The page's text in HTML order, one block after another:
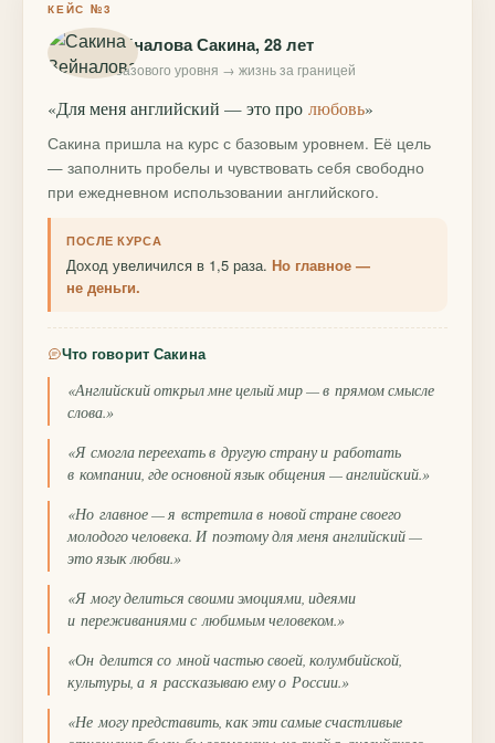
КЕЙС №3
Зейналова Сакина, 28 лет
с базового уровня → жизнь за границей
«Для меня английский — это про любовь»
Сакина пришла на курс с базовым уровнем. Её цель
— заполнить пробелы и чувствовать себя свободно
при ежедневном использовании английского.
ПОСЛЕ КУРСА
Доход увеличился в 1,5 раза. Но главное —
не деньги.
Что говорит Сакина
«Английский открыл мне целый мир — в прямом смысле
слова.»
«Я смогла переехать в другую страну и работать
в компании, где основной язык общения — английский.»
«Но главное — я встретила в новой стране своего
молодого человека. И поэтому для меня английский —
это язык любви.»
«Я могу делиться своими эмоциями, идеями
и переживаниями с любимым человеком.»
«Он делится со мной частью своей, колумбийской,
культуры, а я рассказываю ему о России.»
«Не могу представить, как эти самые счастливые